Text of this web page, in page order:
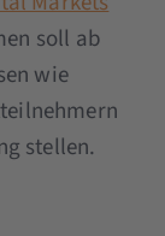
soll ab
wie
stellen.